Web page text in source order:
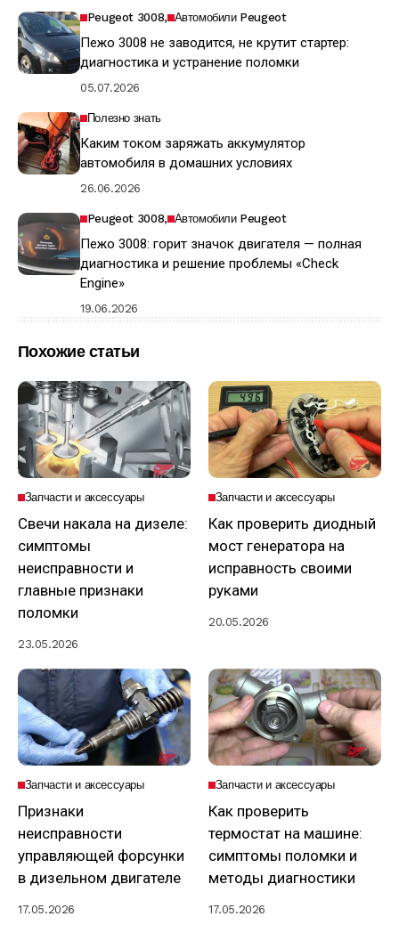
Peugeot 3008 Автомобили Peugeot
Пежо 3008 не заводится, не крутит стартер:
диагностика и устранение поломки
05.07.2026
Полезно знать
Каким током заряжать аккумулятор
автомобиля в домашних условиях
26.06.2026
Peugeot 3008 Автомобили Peugeot
Пежо 3008: горит значок двигателя — полная
диагностика и решение проблемы «Check
Engine»
19.06.2026
Похожие статьи
Запчасти и аксессуары
Свечи накала на дизеле:
симптомы
неисправности и
главные признаки
поломки
23.05.2026
Запчасти и аксессуары
Как проверить диодный
мост генератора на
исправность своими
руками
20.05.2026
Запчасти и аксессуары
Признаки
неисправности
управляющей форсунки
в дизельном двигателе
17.05.2026
Запчасти и аксессуары
Как проверить
термостат на машине:
симптомы поломки и
методы диагностики
17.05.2026